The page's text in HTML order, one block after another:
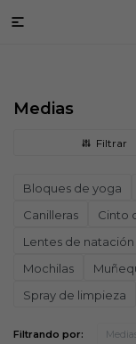

Medias
Bloques de yoga
Canilleras
Cinto
Lentes de natación
Mochilas
Spray de limpieza
Filtrando por: